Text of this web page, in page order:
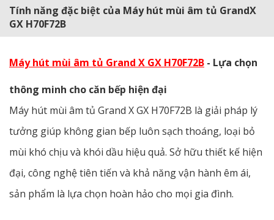
Tính năng đặc biệt của Máy hút mùi âm tủ GrandX
GX H70F72B
Máy hút mùi âm tủ Grand X GX H70F72B - Lựa chọn
thông minh cho căn bếp hiện đại
Máy hút mùi âm tủ Grand X GX H70F72B là giải pháp lý
tưởng giúp không gian bếp luôn sạch thoáng, loại bỏ
mùi khó chịu và khói dầu hiệu quả. Sở hữu thiết kế hiện
đại, công nghệ tiên tiến và khả năng vận hành êm ái,
sản phẩm là lựa chọn hoàn hảo cho mọi gia đình.